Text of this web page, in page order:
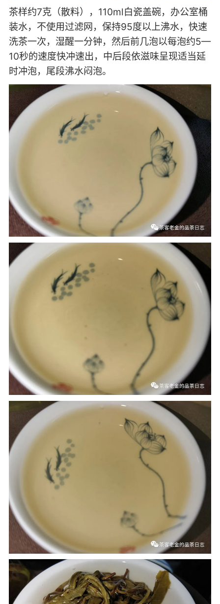
茶样约7克（散料），110ml白瓷盖碗，办公室桶
装水，不使用过滤网，保持95度以上沸水，快速
洗茶一次，湿醒一分钟，然后前几泡以每泡约5—
10秒的速度快冲速出，中后段依滋味呈现适当延
时冲泡，尾段沸水闷泡。